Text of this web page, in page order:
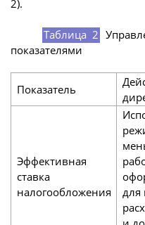
2).
Таблица 2
показателями
Показатель
Эффективная
ставка
налогообложения
для